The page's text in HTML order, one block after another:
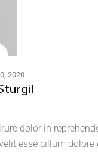
2020
dolor in
esse cillum dolore